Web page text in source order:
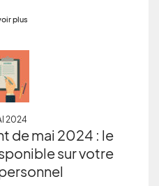
plus
2024
de mai 2024 : le
sur votre